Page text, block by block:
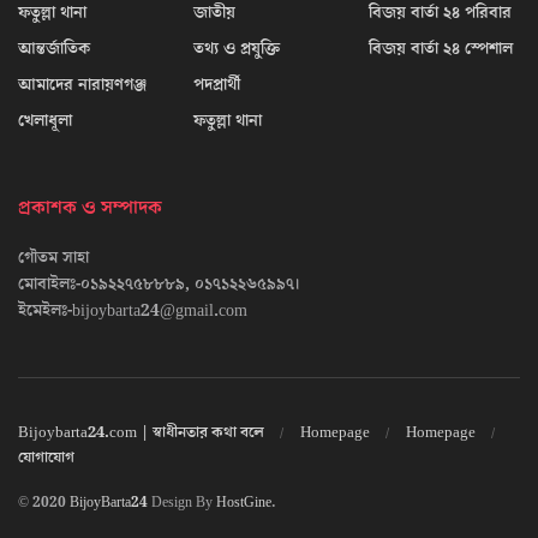
ফতুল্লা থানা
আন্তর্জাতিক
আমাদের নারায়ণগঞ্জ
খেলাধূলা
জাতীয়
তথ্য ও প্রযুক্তি
পদপ্রার্থী
ফতুল্লা থানা
বিজয় বার্তা ২৪ পরিবার
বিজয় বার্তা ২৪ স্পেশাল
প্রকাশক ও সম্পাদক
গৌতম সাহা
মোবাইলঃ-০১৯২২৭৫৮৮৮৯, ০১৭১২২৬৫৯৯৭।
ইমেইলঃ-bijoybarta24@gmail.com
Bijoybarta24.com | স্বাধীনতার কথা বলে Homepage
Homepage
যোগাযোগ
© 2020BijoyBarta24Design ByHostGine.